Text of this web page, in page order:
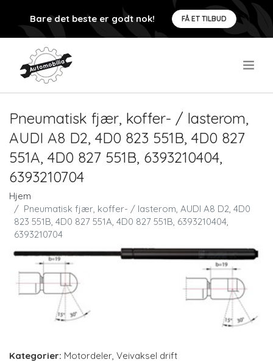
Bare det beste er godt nok! FÅ ET TILBUD
Pneumatisk fjær, koffer- / lasterom,
AUDI A8 D2, 4D0 823 551B, 4D0 827
551A, 4D0 827 551B, 6393210404,
6393210704
Hjem
Pneumatisk fjær, koffer- / lasterom, AUDI A8 D2, 4D0
823 551B, 4D0 827 551A, 4D0 827 551B, 6393210404,
6393210704
Kategorier: Motordeler Veivaksel drift